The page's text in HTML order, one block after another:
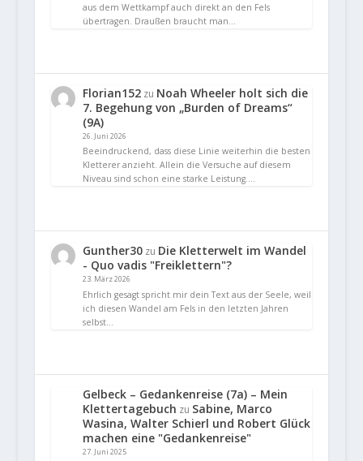
aus dem Wettkampf auch direkt an den Fels
übertragen. Draußen braucht man…
Florian152zu Noah Wheeler holt sich die
7. Begehung von „Burden of Dreams“
(9A)
26. Juni 2026
Beeindruckend, dass diese Linie weiterhin die besten
Kletterer anzieht. Allein die Versuche auf diesem
Niveau sind schon eine starke Leistung.…
Gunther30zu Die Kletterwelt im Wandel
- Quo vadis "Freiklettern"?
23. März 2026
Ehrlich gesagt spricht mir dein Text aus der Seele, weil
ich diesen Wandel am Fels in den letzten Jahren
selbst…
Gelbeck – Gedankenreise (7a) – Mein
Klettertagebuch zu Sabine, Marco
Wasina, Walter Schierl und Robert Glück
machen eine "Gedankenreise"
27. Juni 2025